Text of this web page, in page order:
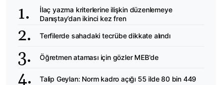
İlaç yazma kriterlerine ilişkin düzenlemeye
Danıştay’dan ikinci kez fren
Terfilerde sahadaki tecrübe dikkate alındı
Öğretmen ataması için gözler MEB'de
Talip Geylan: Norm kadro açığı 55 ilde 80 bin 449